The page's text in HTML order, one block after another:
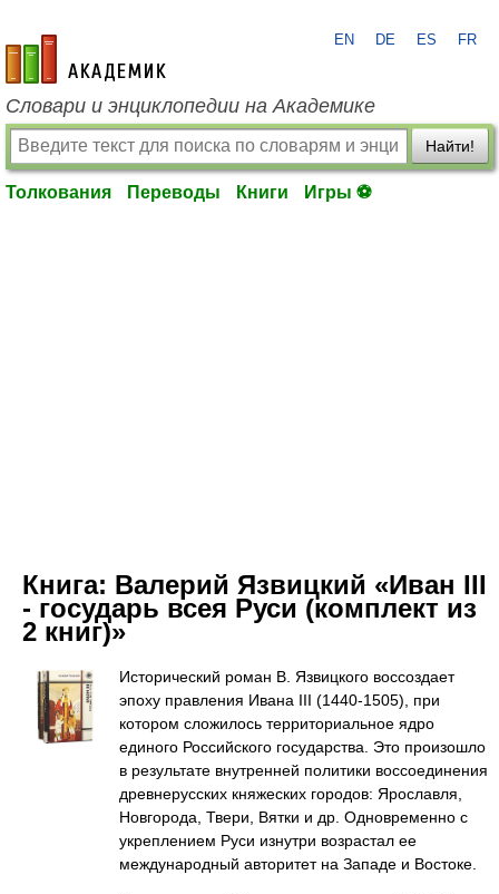
academic.ru
EN DE ES FR
Словари и энциклопедии на Академике
Найти!
Толкования Переводы Книги Игры ⚽
Книга: Валерий Язвицкий «Иван III
- государь всея Руси (комплект из
2 книг)»
Исторический роман В. Язвицкого воссоздает
эпоху правления Ивана III (1440-1505), при
котором сложилось территориальное ядро
единого Российского государства. Это произошло
в результате внутренней политики воссоединения
древнерусских княжеских городов: Ярославля,
Новгорода, Твери, Вятки и др. Одновременно с
укреплением Руси изнутри возрастал ее
международный авторитет на Западе и Востоке.